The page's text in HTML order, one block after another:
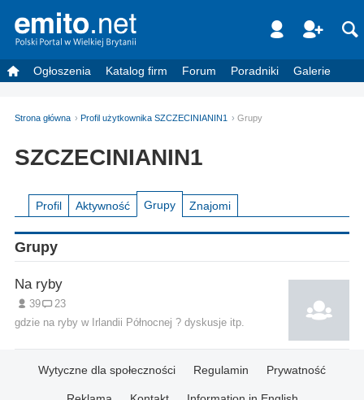
Ogłoszenia Katalog firm Forum Poradniki Galerie
Strona główna Profil użytkownika SZCZECINIANIN1 Grupy
SZCZECINIANIN1
Profil Aktywność Grupy Znajomi
Grupy
Na ryby
39
23
gdzie na ryby w Irlandii Północnej ? dyskusje itp.
Wytyczne dla społeczności Regulamin Prywatność